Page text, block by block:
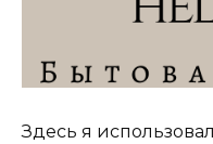
Здесь я